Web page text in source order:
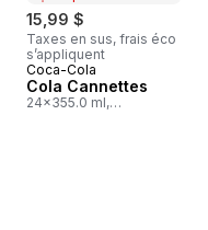
15,99 $
Taxes en sus, frais éco
s’appliquent
Préparé au Canada
Coca-Cola
Cola Cannettes
24x355.0 ml,